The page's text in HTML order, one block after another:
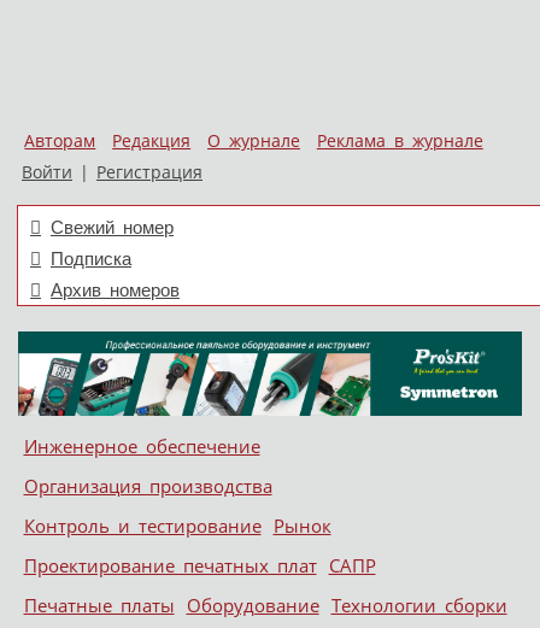
Авторам Редакция О журнале
Реклама в журнале
Войти | Регистрация
Свежий номер
Подписка
Архив номеров
Меню
Skip to content
Инженерное обеспечение
Организация производства
Контроль и тестирование Рынок
Проектирование печатных плат САПР
Печатные платы Оборудование Технологии сборки